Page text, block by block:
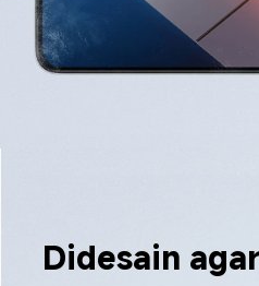
Didesain